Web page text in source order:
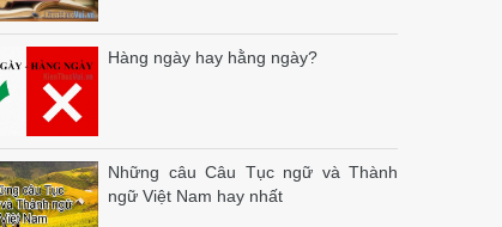
Hàng ngày hay hằng ngày?
Những câu Câu Tục ngữ và Thành
ngữ Việt Nam hay nhất